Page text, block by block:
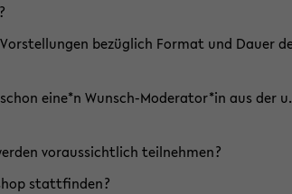
be­züg­lich For­mat und Dauer
eine*n Wunsch-​Moderator*in aus der
vor­aus­sicht­lich teil­neh­men?
statt­fin­den?